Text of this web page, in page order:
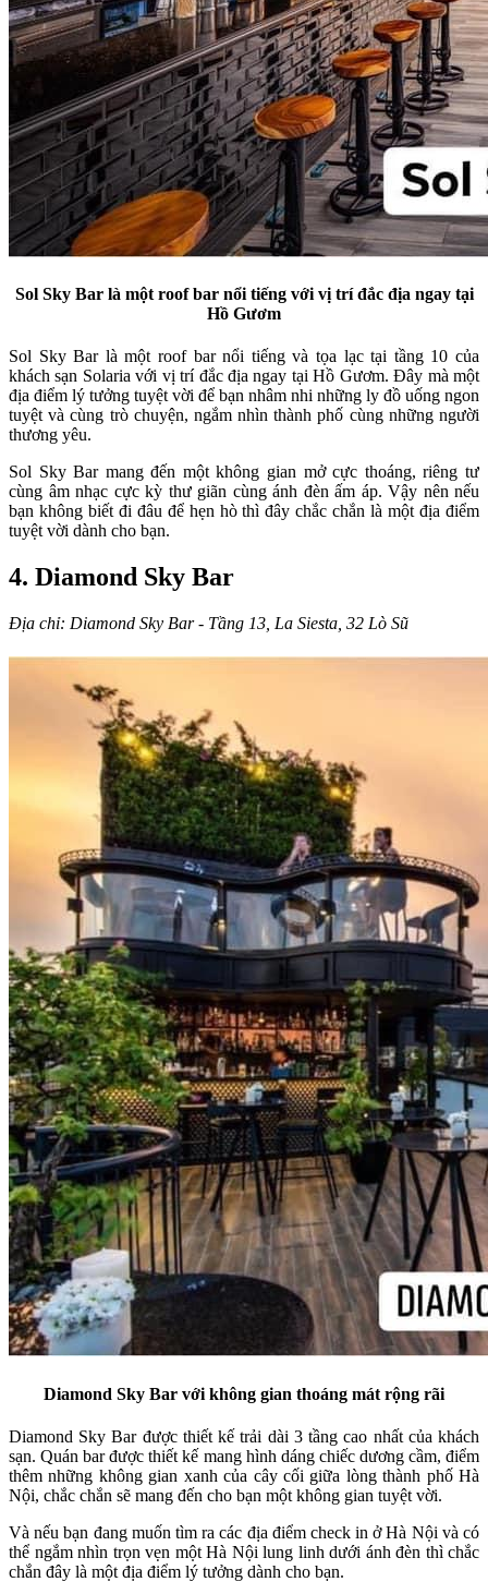
Sol Sky Bar là một roof bar nổi tiếng với vị trí đắc địa ngay tại
Hồ Gươm
Sol Sky Bar là một roof bar nổi tiếng và tọa lạc tại tầng 10 của
khách sạn Solaria với vị trí đắc địa ngay tại Hồ Gươm. Đây mà một
địa điểm lý tưởng tuyệt vời để bạn nhâm nhi những ly đồ uống ngon
tuyệt và cùng trò chuyện, ngắm nhìn thành phố cùng những người
thương yêu.
Sol Sky Bar mang đến một không gian mở cực thoáng, riêng tư
cùng âm nhạc cực kỳ thư giãn cùng ánh đèn ấm áp. Vậy nên nếu
bạn không biết đi đâu để hẹn hò thì đây chắc chắn là một địa điểm
tuyệt vời dành cho bạn.
4. Diamond Sky Bar
Địa chỉ: Diamond Sky Bar - Tầng 13, La Siesta, 32 Lò Sũ
Diamond Sky Bar với không gian thoáng mát rộng rãi
Diamond Sky Bar được thiết kế trải dài 3 tầng cao nhất của khách
sạn. Quán bar được thiết kế mang hình dáng chiếc dương cầm, điểm
thêm những không gian xanh của cây cối giữa lòng thành phố Hà
Nội, chắc chắn sẽ mang đến cho bạn một không gian tuyệt vời.
Và nếu bạn đang muốn tìm ra các địa điểm check in ở Hà Nội và có
thể ngắm nhìn trọn vẹn một Hà Nội lung linh dưới ánh đèn thì chắc
chắn đây là một địa điểm lý tưởng dành cho bạn.